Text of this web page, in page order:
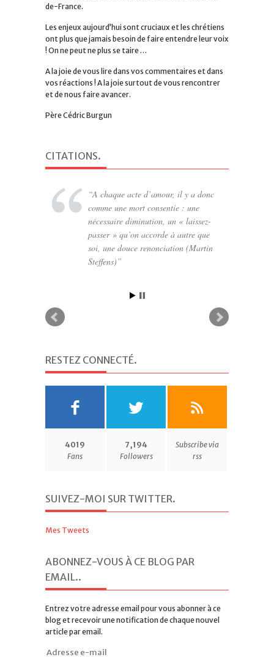
de-France.
Les enjeux aujourd’hui sont cruciaux et les chrétiens
ont plus que jamais besoin de faire entendre leur voix
! On ne peut ne plus se taire …
A la joie de vous lire dans vos commentaires et dans
vos réactions ! A la joie surtout de vous rencontrer
et de nous faire avancer.
Père Cédric Burgun
CITATIONS.
A chaque acte d’amour, il y a donc
comme une mort consentie : une
nécessaire diminution, un « laissez-
passer » qu’on accorde à autre que
soi, une douce renonciation (Martin
Steffens)
RESTEZ CONNECTÉ.
4019
Fans
7,194
Followers
Subscribe via
rss
SUIVEZ-MOI SUR TWITTER.
Mes Tweets
ABONNEZ-VOUS À CE BLOG PAR
EMAIL..
Entrez votre adresse email pour vous abonner à ce
blog et recevoir une notification de chaque nouvel
article par email.
Adresse